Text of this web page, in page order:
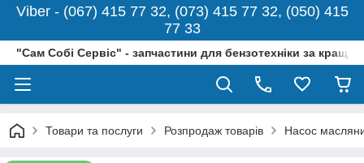
Viber - (067) 415 77 32, (073) 415 77 32, (050) 415
77 33
"Сам Собі Сервіс" - запчастини для бензотехніки за
Товари та послуги Розпродаж товарів Насос